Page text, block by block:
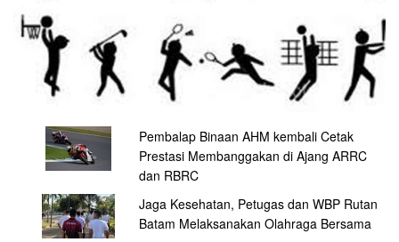
Pembalap Binaan AHM kembali Cetak
Prestasi Membanggakan di Ajang ARRC
dan RBRC
Jaga Kesehatan, Petugas dan WBP Rutan
Batam Melaksanakan Olahraga Bersama